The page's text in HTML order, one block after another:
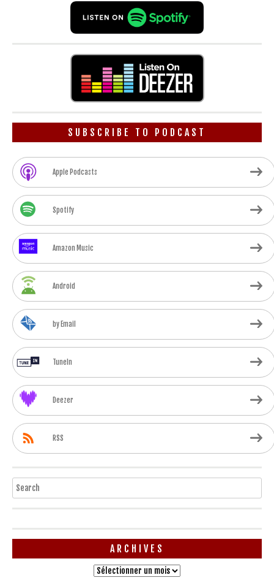
SUBSCRIBE TO PODCAST
Apple Podcasts
Spotify
Amazon Music
Android
by Email
TuneIn
Deezer
RSS
Search
ARCHIVES
Archives